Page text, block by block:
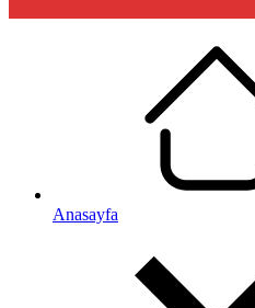
Anasayfa